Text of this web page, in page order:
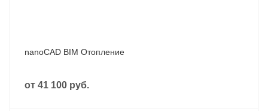
nanoCAD BIM Отопление
от 41 100 руб.